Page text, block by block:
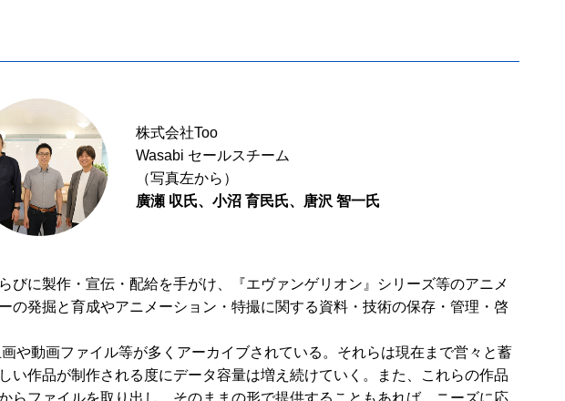
株式会社Too
Wasabi セールスチーム
（写真左から）
廣瀬 収氏、小沼 育民氏、唐沢 智一氏
に製作・宣伝・配給を手がけ、『エヴァンゲリオン』シリーズ等のアニメ
発掘と育成やアニメーション・特撮に関する資料・技術の保存・管理・啓
や動画ファイル等が多くアーカイブされている。それらは現在まで営々と蓄
作品が制作される度にデータ容量は増え続けていく。また、これらの作品
ファイルを取り出し、そのままの形で提供することもあれば、ニーズに応